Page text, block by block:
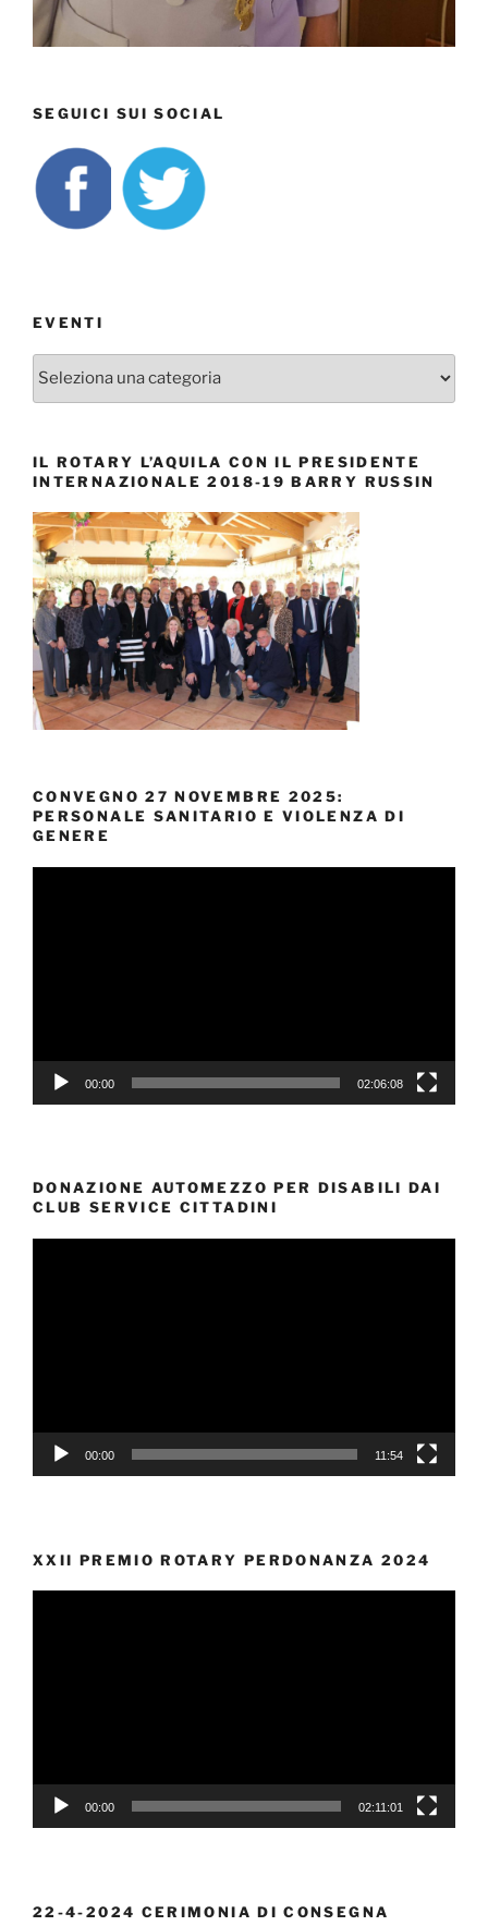
SEGUICI SUI SOCIAL
EVENTI
EVENTI
IL ROTARY L’AQUILA CON IL PRESIDENTE
INTERNAZIONALE 2018-19 BARRY RUSSIN
CONVEGNO 27 NOVEMBRE 2025:
PERSONALE SANITARIO E VIOLENZA DI
GENERE
00:00 02:06:08
DONAZIONE AUTOMEZZO PER DISABILI DAI
CLUB SERVICE CITTADINI
00:00 11:54
XXII PREMIO ROTARY PERDONANZA 2024
00:00 02:11:01
22-4-2024 CERIMONIA DI CONSEGNA